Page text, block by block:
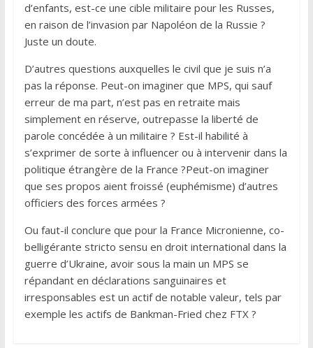
d’enfants, est-ce une cible militaire pour les Russes,
en raison de l’invasion par Napoléon de la Russie ?
Juste un doute.
D’autres questions auxquelles le civil que je suis n’a
pas la réponse. Peut-on imaginer que MPS, qui sauf
erreur de ma part, n’est pas en retraite mais
simplement en réserve, outrepasse la liberté de
parole concédée à un militaire ? Est-il habilité à
s’exprimer de sorte à influencer ou à intervenir dans la
politique étrangère de la France ?Peut-on imaginer
que ses propos aient froissé (euphémisme) d’autres
officiers des forces armées ?
Ou faut-il conclure que pour la France Micronienne, co-
belligérante stricto sensu en droit international dans la
guerre d’Ukraine, avoir sous la main un MPS se
répandant en déclarations sanguinaires et
irresponsables est un actif de notable valeur, tels par
exemple les actifs de Bankman-Fried chez FTX ?